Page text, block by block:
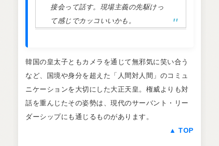
接会って話す。現場主義の先駆けっ
て感じでカッコいいかも。
韓国の皇太子ともカメラを通じて無邪気に笑い合う
など、国境や身分を超えた「人間対人間」のコミュ
ニケーションを大切にした大正天皇。権威よりも対
話を重んじたその姿勢は、現代のサーバント・リー
ダーシップにも通じるものがあります。
▲ TOP